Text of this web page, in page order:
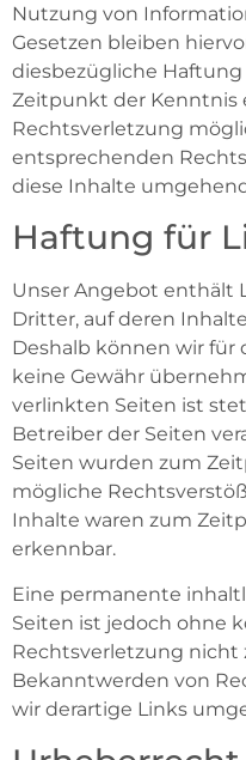
Nutzung von
Gesetzen bleiben
diesbezügliche
Zeitpunkt der Kenntnis
Rechtsverletzung
entsprechenden
diese Inhalte
Haftung für
Unser Angebot enthält
Dritter, auf deren
Deshalb können wir für
keine Gewähr
verlinkten Seiten ist
Betreiber der Seiten
Seiten wurden zum
mögliche
Inhalte waren zum
erkennbar.
Eine permanente
Seiten ist jedoch ohne
Rechtsverletzung nicht
Bekanntwerden von
wir derartige Links